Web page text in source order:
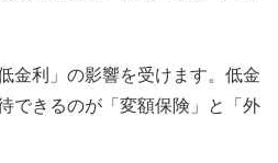
金利」の影響を受けます。低金
できるのが「変額保険」と「外